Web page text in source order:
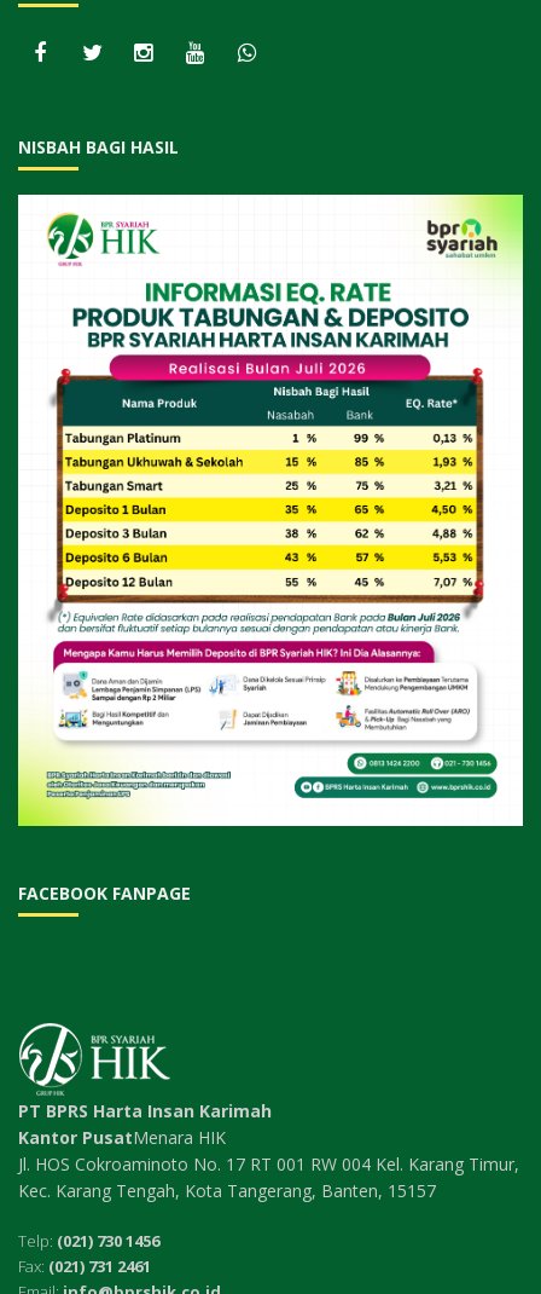
NISBAH BAGI HASIL
FACEBOOK FANPAGE
PT BPRS Harta Insan Karimah
Kantor PusatMenara HIK
Jl. HOS Cokroaminoto No. 17 RT 001 RW 004 Kel. Karang Timur,
Kec. Karang Tengah, Kota Tangerang, Banten, 15157
Telp: (021) 730 1456
Fax: (021) 731 2461